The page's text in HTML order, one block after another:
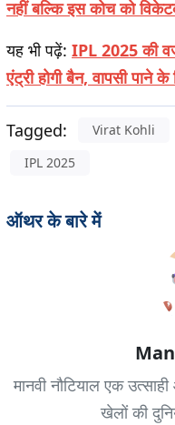
नहीं बल्कि इस कोच को
यह भी पढ़ें: IPL 2025 की
एंट्री होगी बैन, वापसी
Tagged: Virat Kohli
IPL 2025
ऑथर के बारे में
मानवी नौटियाल एक
खेलों की